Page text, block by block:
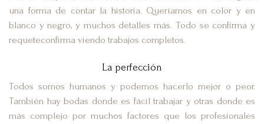
una forma de contar la historia. Queríamos en color y en
blanco y negro, y muchos detalles más. Todo se confirma y
requeteconfirma viendo trabajos completos.
La perfección
Todos somos humanos y podemos hacerlo mejor o peor.
También hay bodas donde es fácil trabajar y otras donde es
más complejo por muchos factores que los profesionales